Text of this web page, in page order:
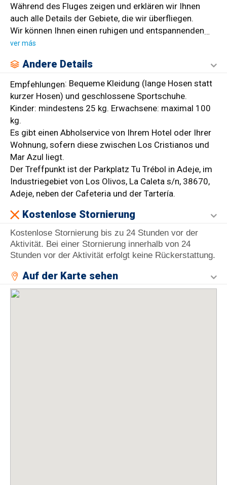
Während des Fluges zeigen und erklären wir Ihnen
auch alle Details der Gebiete, die wir überfliegen.
Wir können Ihnen einen ruhigen und entspannenden…
ver más
Andere Details
Empfehlungen: Bequeme Kleidung (lange Hosen statt
kurzer Hosen) und geschlossene Sportschuhe.
Kinder: mindestens 25 kg. Erwachsene: maximal 100
kg.
Es gibt einen Abholservice von Ihrem Hotel oder Ihrer
Wohnung, sofern diese zwischen Los Cristianos und
Mar Azul liegt.
Der Treffpunkt ist der Parkplatz Tu Trébol in Adeje, im
Industriegebiet von Los Olivos, La Caleta s/n, 38670,
Adeje, neben der Cafeteria und der Tartería.
Kostenlose Stornierung
Kostenlose Stornierung bis zu 24 Stunden vor der
Aktivität. Bei einer Stornierung innerhalb von 24
Stunden vor der Aktivität erfolgt keine Rückerstattung.
Auf der Karte sehen